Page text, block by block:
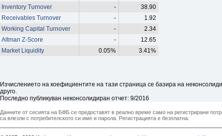
Inventory Turnover
-
38.90
Receivables Turnover
-
1.92
Working Capital Turnover
-
2.34
Altman Z-Score
-
12.65
Market Liquidity
0.05% 3.41%
Изчислението на коефициентите на тази страница се базира на
друго.
Последно публикуван неконсолидиран отчет: 9/2016
Данните от сесията на БФБ се предоставят в реално време само на регистрирани
са влезли с потребителското си име и парола. Регистрацията е безплатна.